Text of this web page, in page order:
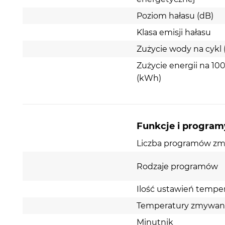
Poziom hałasu (dB)
Klasa emisji hałasu
Zużycie wody na cykl
Zużycie energii na
(kWh)
Funkcje i
Liczba programów
Rodzaje programów
Ilość ustawień
Temperatury
Minutnik